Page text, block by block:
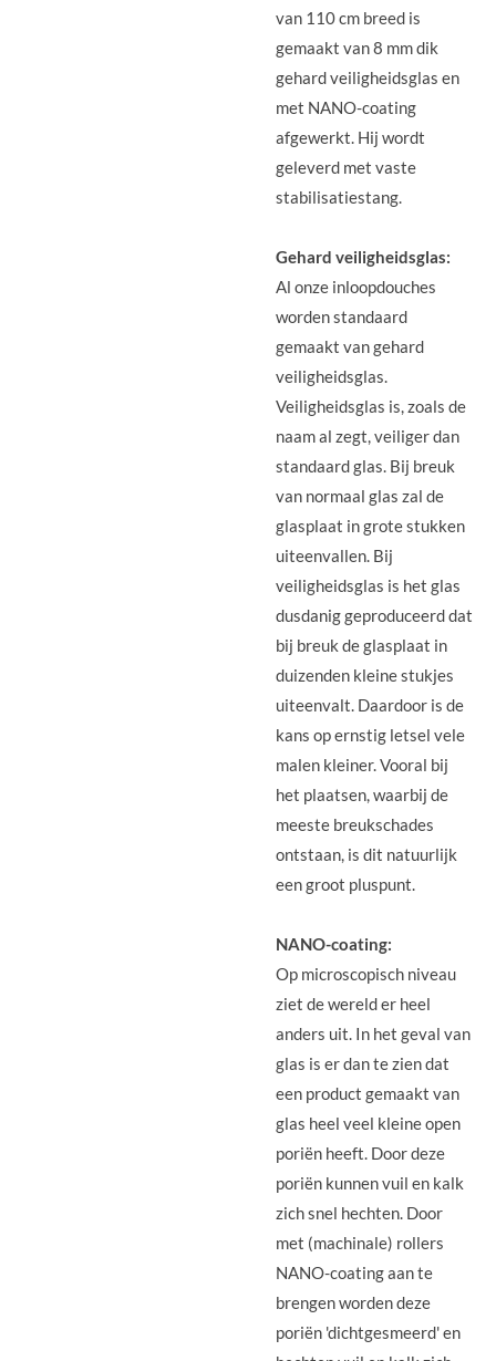
van 110 cm breed is
gemaakt van 8 mm dik
gehard veiligheidsglas en
met NANO-coating
afgewerkt. Hij wordt
geleverd met vaste
stabilisatiestang.
Gehard veiligheidsglas:
Al onze inloopdouches
worden standaard
gemaakt van gehard
veiligheidsglas.
Veiligheidsglas is, zoals de
naam al zegt, veiliger dan
standaard glas. Bij breuk
van normaal glas zal de
glasplaat in grote stukken
uiteenvallen. Bij
veiligheidsglas is het glas
dusdanig geproduceerd dat
bij breuk de glasplaat in
duizenden kleine stukjes
uiteenvalt. Daardoor is de
kans op ernstig letsel vele
malen kleiner. Vooral bij
het plaatsen, waarbij de
meeste breukschades
ontstaan, is dit natuurlijk
een groot pluspunt.
NANO-coating:
Op microscopisch niveau
ziet de wereld er heel
anders uit. In het geval van
glas is er dan te zien dat
een product gemaakt van
glas heel veel kleine open
poriën heeft. Door deze
poriën kunnen vuil en kalk
zich snel hechten. Door
met (machinale) rollers
NANO-coating aan te
brengen worden deze
poriën 'dichtgesmeerd' en